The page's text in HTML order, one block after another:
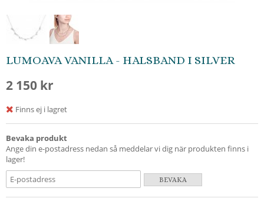
LUMOAVA VANILLA - HALSBAND I SILVER
2 150 kr
Finns ej i lagret
Bevaka produkt
Ange din e-postadress nedan så meddelar vi dig när produkten finns i
lager!
BEVAKA